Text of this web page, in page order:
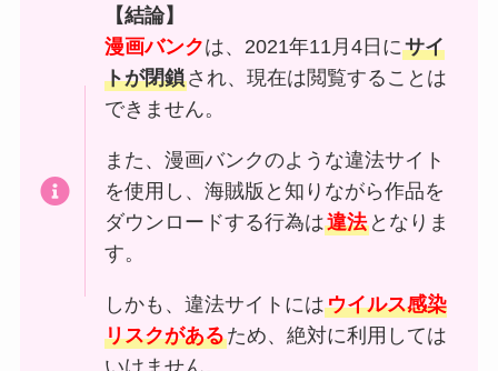
【結論】
漫画バンクは、2021年11月4日にサイ
トが閉鎖され、現在は閲覧することは
できません。
また、漫画バンクのような違法サイト
を使用し、海賊版と知りながら作品を
ダウンロードする行為は違法 となりま
す。
しかも、違法サイトにはウイルス感染
リスクがあるため、絶対に利用しては
いけません。